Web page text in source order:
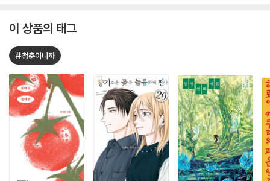
이 상품의 태그
#청춘이니까